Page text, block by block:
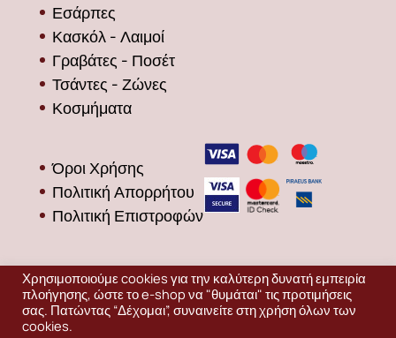
Εσάρπες
Κασκόλ - Λαιμοί
Γραβάτες - Ποσέτ
Τσάντες - Ζώνες
Κοσμήματα
Όροι Χρήσης
Πολιτική Απορρήτου
Πολιτική Επιστροφών
Χρησιμοποιούμε cookies για την καλύτερη δυνατή εμπειρία
πλοήγησης, ώστε το e-shop να "θυμάται" τις προτιμήσεις
σας. Πατώντας “Δέχομαι”, συναινείτε στη χρήση όλων των
cookies.